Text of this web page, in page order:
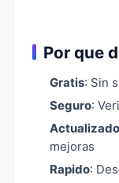
Por que
Gratis: Sin
Seguro:
Actualizado
mejoras
Rapido: